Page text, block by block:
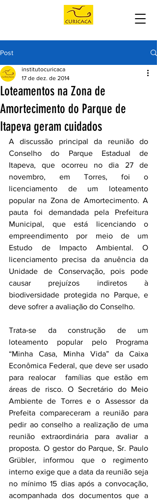
Post
Loteamentos na Zona de
Amortecimento do Parque de
Itapeva geram cuidados
institutocuricaca
17 de dez. de 2014
A discussão principal da reunião do
Conselho do Parque Estadual de
Itapeva, que ocorreu no dia 27 de
novembro, em Torres, foi o
licenciamento de um loteamento
popular na Zona de Amortecimento. A
pauta foi demandada pela Prefeitura
Municipal, que está licenciando o
empreendimento por meio de um
Estudo de Impacto Ambiental. O
licenciamento precisa da anuência da
Unidade de Conservação, pois pode
causar prejuízos indiretos à
biodiversidade protegida no Parque, e
deve sofrer a avaliação do Conselho.
Trata-se da construção de um
loteamento popular pelo Programa
“Minha Casa, Minha Vida” da Caixa
Econômica Federal, que deve ser usado
para realocar  famílias que estão em
áreas de risco. O Secretário do Meio
Ambiente de Torres e o Assessor da
Prefeita compareceram a reunião para
pedir ao conselho a realização de uma
reunião extraordinária para avaliar a
proposta. O gestor do Parque, Sr. Paulo
Grübler, informou que o regimento
interno exige que a data da reunião seja
no mínimo 15 dias após a convocação,
acompanhada dos documentos que a